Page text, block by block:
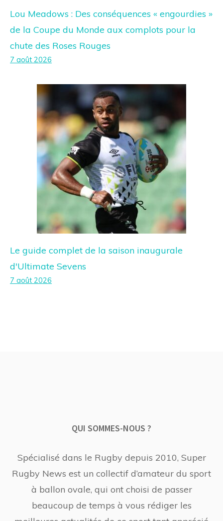
Lou Meadows : Des conséquences « engourdies »
de la Coupe du Monde aux complots pour la
chute des Roses Rouges
7 août 2026
Le guide complet de la saison inaugurale
d'Ultimate Sevens
7 août 2026
QUI SOMMES-NOUS ?
Spécialisé dans le Rugby depuis 2010, Super
Rugby News est un collectif d’amateur du sport
à ballon ovale, qui ont choisi de passer
beaucoup de temps à vous rédiger les